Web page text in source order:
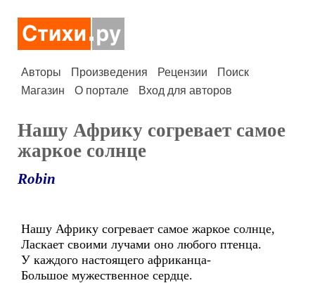
Авторы Произведения Рецензии
Поиск
Магазин
О портале Вход для авторов
Нашу Африку согревает самое
жаркое солнце
Robin
Нашу Африку согревает самое жаркое солнце,
Ласкает своими лучами оно любого птенца.
У каждого настоящего африканца-
Большое мужественное сердце.